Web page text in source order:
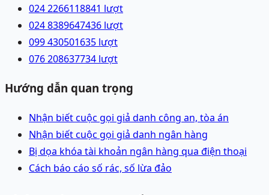
024 2266118841 lượt
024 8389647436 lượt
099 430501635 lượt
076 208637734 lượt
Hướng dẫn quan trọng
Nhận biết cuộc gọi giả danh công an, tòa án
Nhận biết cuộc gọi giả danh ngân hàng
Bị dọa khóa tài khoản ngân hàng qua điện thoại
Cách báo cáo số rác, số lừa đảo